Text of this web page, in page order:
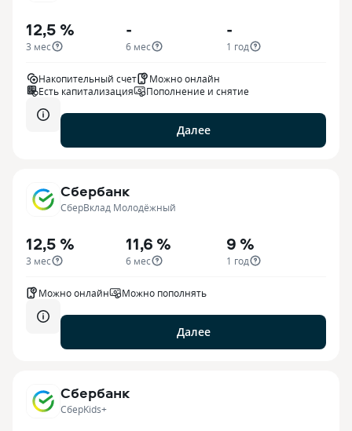
12,5 %
3 мес
-
6 мес
-
1 год
Накопительный счет
Можно онлайн
Есть капитализация
Пополнение и снятие
Далее
Сбербанк
СберВклад Молодёжный
12,5 %
3 мес
11,6 %
6 мес
9 %
1 год
Можно онлайн Можно пополнять
Далее
Сбербанк
СберKids+